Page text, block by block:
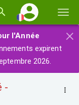
la×
l'Année
expirent
2026.
-